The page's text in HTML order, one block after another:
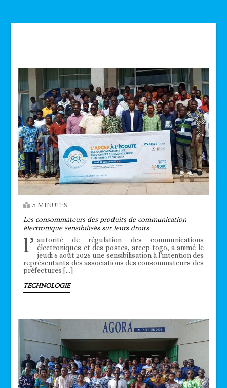
3 MINUTES
Les consommateurs des produits de communication
électronique sensibilisés sur leurs droits
l’ autorité de régulation des communications
électroniques et des postes, arcep togo, a animé le
jeudi 6 août 2026 une sensibilisation à l’intention des
représentants des associations des consommateurs des
préfectures […]
TECHNOLOGIE